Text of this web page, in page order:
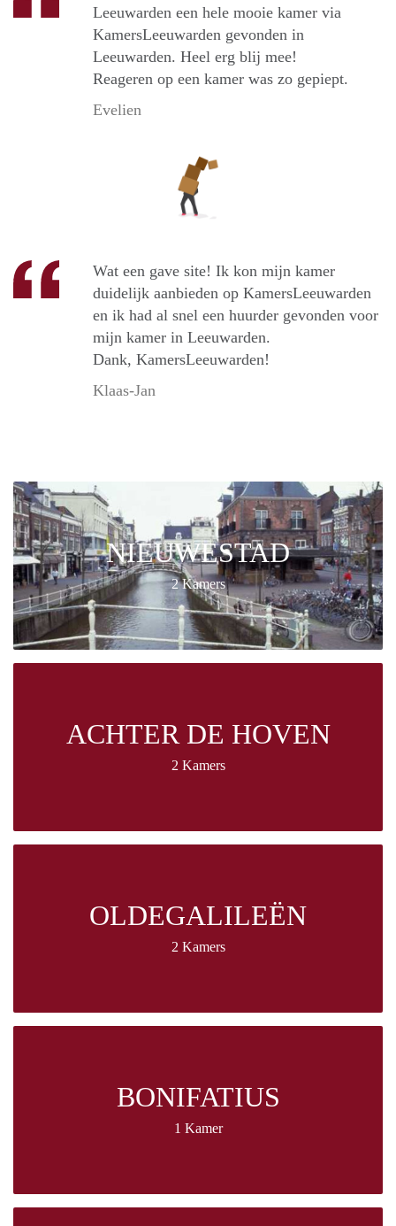
Leeuwarden een hele mooie kamer via
KamersLeeuwarden gevonden in
Leeuwarden. Heel erg blij mee!
Reageren op een kamer was zo gepiept.
Evelien
Wat een gave site! Ik kon mijn kamer
duidelijk aanbieden op KamersLeeuwarden
en ik had al snel een huurder gevonden voor
mijn kamer in Leeuwarden.
Dank, KamersLeeuwarden!
Klaas-Jan
NIEUWESTAD
2 Kamers
ACHTER DE HOVEN
2 Kamers
OLDEGALILEËN
2 Kamers
BONIFATIUS
1 Kamer